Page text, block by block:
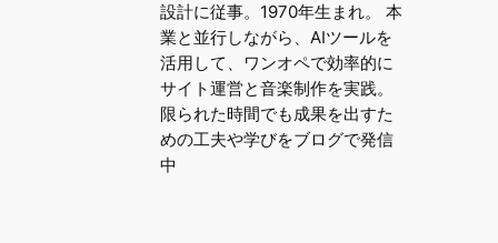
設計に従事。1970年生まれ。 本
業と並行しながら、AIツールを
活用して、ワンオペで効率的に
サイト運営と音楽制作を実践。
限られた時間でも成果を出すた
めの工夫や学びをブログで発信
中